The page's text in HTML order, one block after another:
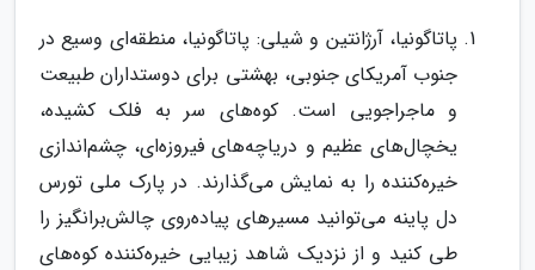
پاتاگونیا، آرژانتین و شیلی: پاتاگونیا، منطقه‌ای وسیع در
جنوب آمریکای جنوبی، بهشتی برای دوستداران طبیعت
و ماجراجویی است. کوه‌های سر به فلک کشیده،
یخچال‌های عظیم و دریاچه‌های فیروزه‌ای، چشم‌اندازی
خیره‌کننده را به نمایش می‌گذارند. در پارک ملی تورس
دل پاینه می‌توانید مسیرهای پیاده‌روی چالش‌برانگیز را
طی کنید و از نزدیک شاهد زیبایی خیره‌کننده کوه‌های